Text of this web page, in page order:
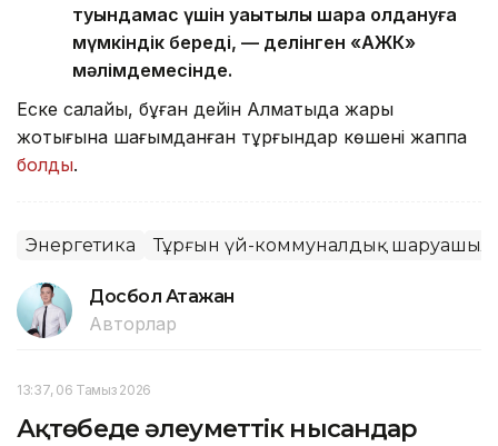
туындамас үшін уақытылы шара қолдануға
мүмкіндік береді, — делінген «АЖК»
мәлімдемесінде.
Еске салайық, бұған дейін Алматыда жарық
жоқтығына шағымданған тұрғындар көшені жаппақ
болды.
Энергетика Тұрғын үй-коммуналдық
Досбол Атажан
Авторлар
13:37, 06 Тамыз 2026
Ақтөбеде әлеуметтік нысандар